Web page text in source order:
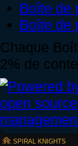
Boîte de
Boîte de
Chaque
2% de
SPIRAL KNIGHTS